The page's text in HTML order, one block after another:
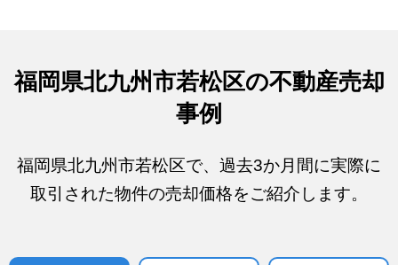
福岡県北九州市若松区の不動産売却
事例
福岡県北九州市若松区で、過去3か月間に実際に
取引された物件の売却価格をご紹介します。